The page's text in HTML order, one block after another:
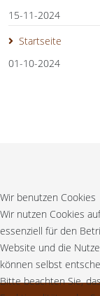
15-11-2024
Startseite
01-10-2024
Wir benutzen Cookies
Wir nutzen Cookies
essenziell für den
Website und die
können selbst
Bitte beachten Sie,